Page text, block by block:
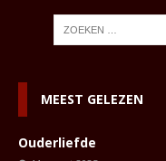
MEEST GELEZEN
Ouderliefde